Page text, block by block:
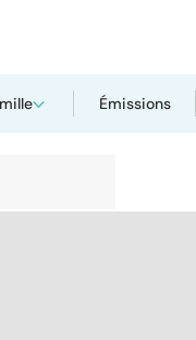
Émissions